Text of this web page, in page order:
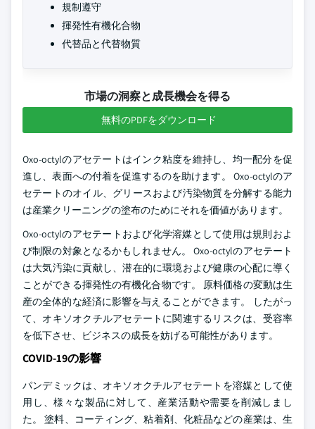
規制遵守
揮発性有機化合物
代替品と代替物質
市場の洞察と成長機会を得る
無料のPDFをダウンロード
Oxo-octylのアセテートはインク粘度を維持し、均一配分を促
進し、表面への付着を促進するのを助けます。 Oxo-octylのア
セテートのオイル、グリースおよび汚染物質を分解する能力
は産業クリーニングの塗布のためにそれを価値があります。
Oxo-octylのアセテートおよび化学溶媒として使用は規則およ
び制限の対象となるかもしれません。 Oxo-octylのアセテート
は大気汚染に貢献し、潜在的に環境および健康の心配に導く
ことができる揮発性の有機化合物です。 原料価格の変動は生
産の全体的な経済に影響を与えることができます。 したがっ
て、オキソオクチルアセテートに関連するリスクは、受容率
を低下させ、ビジネスの成長を妨げる可能性があります。
COVID-19の影響
パンデミックは、オキソオクチルアセテートを溶媒として使
用し、様々な製品に対して、産業活動や需要を削減しまし
た。 塗料、コーティング、粘着剤、化粧品などの産業は、生